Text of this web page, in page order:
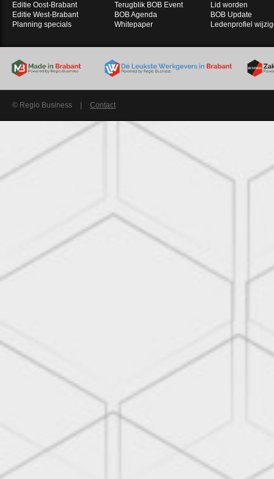
Editie Oost-Brabant
Editie West-Brabant
Planning specials
Terugblik BOB Event
BOB Agenda
Whitepaper
Lid worden
BOB Update
Ledenprofiel
© Regio Business Contact